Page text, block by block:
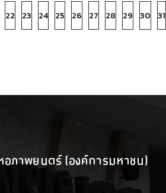
22 23 24 25 26 27 28 29 30 31
อภาพยนตร์ (องค์การมหาชน)